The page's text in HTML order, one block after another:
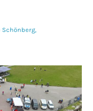
Schönberg,